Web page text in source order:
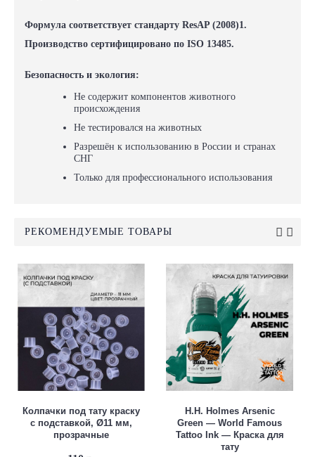
Формула соответствует стандарту ResAP (2008)1.
Производство сертифицировано по ISO 13485.
Безопасность и экология:
Не содержит компонентов животного
происхождения
Не тестировался на животных
Разрешён к использованию в России и странах
СНГ
Только для профессионального использования
РЕКОМЕНДУЕМЫЕ ТОВАРЫ
Колпачки под тату краску
с подставкой, Ø11 мм,
прозрачные
H.H. Holmes Arsenic
Green — World Famous
Tattoo Ink — Краска для
тату